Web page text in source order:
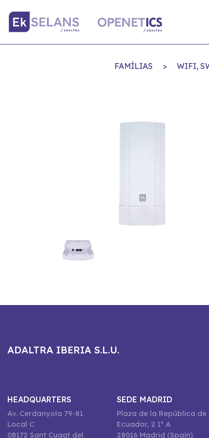
FAMÍLIAS > WIFI,
ADALTRA IBERIA S.L.U.
HEADQUARTERS
Av. Cerdanyola 79-81
Local C
08172 Sant Cugat del
SEDE MADRID
Plaza de la República de
Ecuador, 2 1º A
28016 Madrid (Spain)